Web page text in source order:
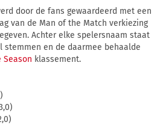
door de fans gewaardeerd met een
van de Man of the Match verkiezing
Achter elke spelersnaam staat
en de daarmee behaalde
Season klassement.